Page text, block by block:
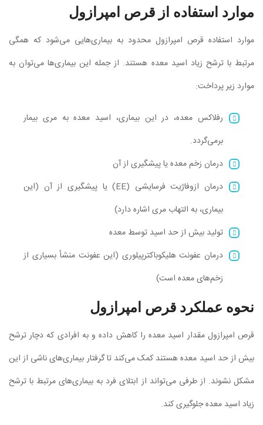
موارد استفاده از قرص امپرازول
موارد استفاده قرص امپرازول محدود به بیماری‌هایی می‌شود که همگی
مرتبط با ترشح زیاد اسید معده هستند. از جمله این بیماری‌ها می‌توان به
موارد زیر پرداخت:
رفلاکس معده، در این بیماری، اسید معده به مری بیمار
برمی‌گردد.
درمان زخم معده یا پیشگیری از آن
درمان ازوفاژیت فرسایشی (EE) یا پیشگیری از آن (این
بیماری، به التهاب مری اشاره دارد)
تولید بیش از حد اسید توسط معده
درمان عفونت هلیکوباکترپیلوری (این عفونت منشأ بسیاری از
زخم‌های معده است)
نحوه عملکرد قرص امپرازول
قرص امپرازول مقدار اسید معده را کاهش داده و به افرادی که دچار ترشح
بیش از حد اسید معده هستند کمک می‌کند تا گرفتار بیماری‌های ناشی از این
مشکل نشوند. از طرفی می‌تواند از ابتلای فرد به بیماری‌های مرتبط با ترشح
زیاد اسید معده جلوگیری کند.